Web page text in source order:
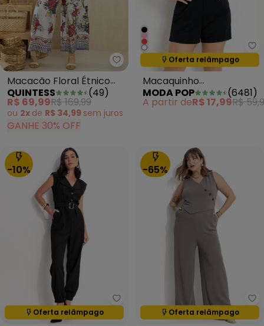
Quintess - Macacão Floral
Macacão Floral Étnico
Alças para Amarrar
QUINTESS (49)
R$ 69,99R$ 169,99
ou 2x de R$ 34,99 sem juros
GANHE 30% OFF
Oferta relâmpago
Termina em:12:07:11
Macaquinho
Transpassado
Listrado/Preto com Alças
MODA POP (6481)
A partir deR$ 17,99R$
-10%
Quintess - Macacão Preto em
Oferta relâmpago
Termina em:12:07:11
-65%
Oferta relâmpago
Termina em:12:07:11